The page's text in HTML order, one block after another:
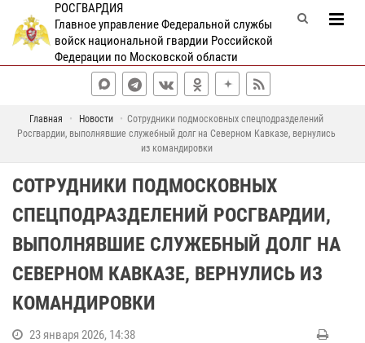
РОСГВАРДИЯ
Главное управление Федеральной службы
войск национальной гвардии Российской
Федерации по Московской области
Главная Новости
Сотрудники подмосковных спецподразделений
Росгвардии, выполнявшие служебный долг на Северном Кавказе, вернулись
из командировки
СОТРУДНИКИ ПОДМОСКОВНЫХ
СПЕЦПОДРАЗДЕЛЕНИЙ РОСГВАРДИИ,
ВЫПОЛНЯВШИЕ СЛУЖЕБНЫЙ ДОЛГ НА
СЕВЕРНОМ КАВКАЗЕ, ВЕРНУЛИСЬ ИЗ
КОМАНДИРОВКИ
23 января 2026, 14:38